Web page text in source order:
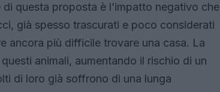
questa proposta è l’impatto negativo che
già spesso trascurati e poco considerati
ancora più difficile trovare una casa. La
animali, aumentando il rischio di un
di loro già soffrono di una lunga